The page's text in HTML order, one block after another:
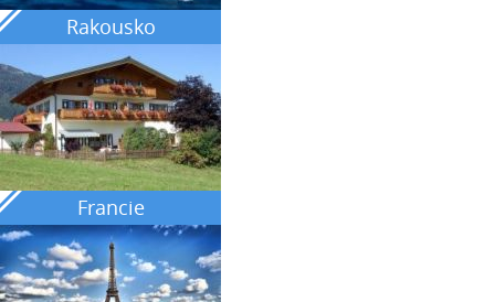
Rakousko
Francie